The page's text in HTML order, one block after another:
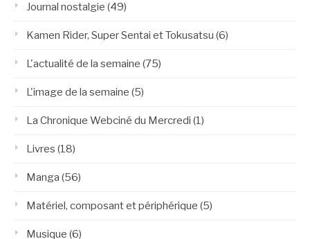
Journal nostalgie (49)
Kamen Rider, Super Sentai et Tokusatsu (6)
L'actualité de la semaine (75)
L'image de la semaine (5)
La Chronique Webciné du Mercredi (1)
Livres (18)
Manga (56)
Matériel, composant et périphérique (5)
Musique (6)